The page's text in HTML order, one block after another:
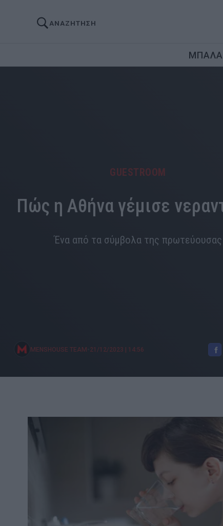
ΑΝΑΖΗΤΗΣΗ
ΜΠΑΛΑ
GUESTROOM
Πώς η Αθήνα γέμισε
Ένα από τα σύμβολα της πρωτεύουσας
MENSHOUSE TEAM 21/12/2023 | 14:56